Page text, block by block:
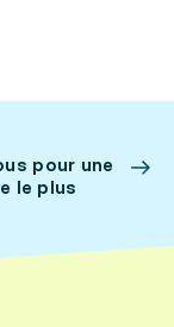
pour une
le plus